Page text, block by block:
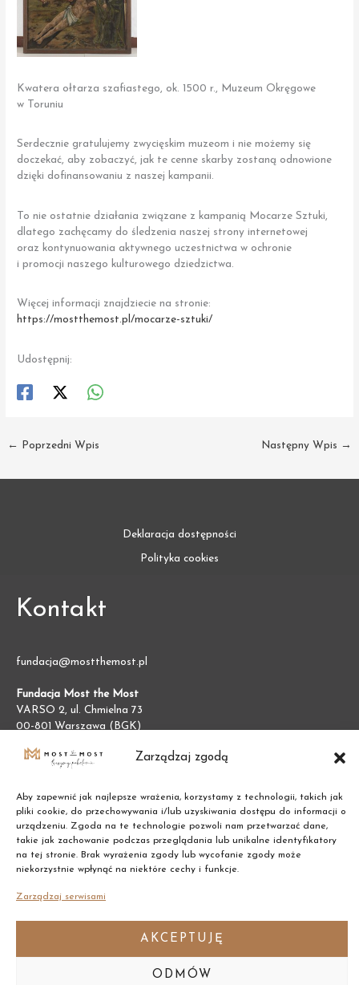
Zarządzaj zgodą
Aby zapewnić jak najlepsze wrażenia, korzystamy z technologii, takich jak
pliki cookie, do przechowywania i/lub uzyskiwania dostępu do informacji o
urządzeniu. Zgoda na te technologie pozwoli nam przetwarzać dane,
takie jak zachowanie podczas przeglądania lub unikalne identyfikatory
na tej stronie. Brak wyrażenia zgody lub wycofanie zgody może
niekorzystnie wpłynąć na niektóre cechy i funkcje.
Zarządzaj serwisami
AKCEPTUJĘ
ODMÓW
Kwatera ołtarza szafiastego, ok. 1500 r., Muzeum Okręgowe
w Toruniu
Serdecznie gratulujemy zwycięskim muzeom i nie możemy się
doczekać, aby zobaczyć, jak te cenne skarby zostaną odnowione
dzięki dofinansowaniu z naszej kampanii.
To nie ostatnie działania związane z kampanią Mocarze Sztuki,
dlatego zachęcamy do śledzenia naszej strony internetowej
oraz kontynuowania aktywnego uczestnictwa w ochronie
i promocji naszego kulturowego dziedzictwa.
Więcej informacji znajdziecie na stronie:
https://mostthemost.pl/mocarze-sztuki/
Udostępnij:
← Poprzedni Wpis Następny Wpis →
Deklaracja dostępności
Polityka cookies
Kontakt
fundacja@mostthemost.pl
Fundacja Most the Most
VARSO 2, ul. Chmielna 73
00-801 Warszawa (BGK)
REGON:387474695
Copyright © 2021 Most the Most